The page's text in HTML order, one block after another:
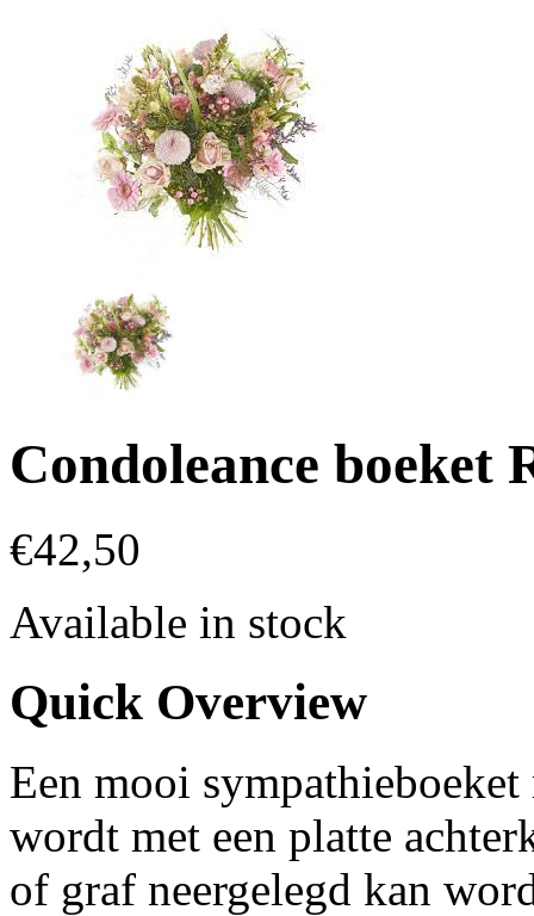
Condoleance boeket
€42,50
Available in stock
Quick Overview
Een mooi
wordt met een platte
of graf neergelegd kan